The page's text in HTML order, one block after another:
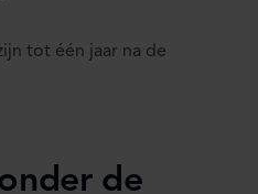
tot één jaar na de
de